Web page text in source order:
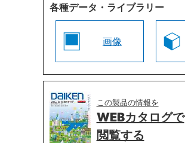
各種データ・ライブラリー
画像
この製品の情報を
WEBカタログで
閲覧する